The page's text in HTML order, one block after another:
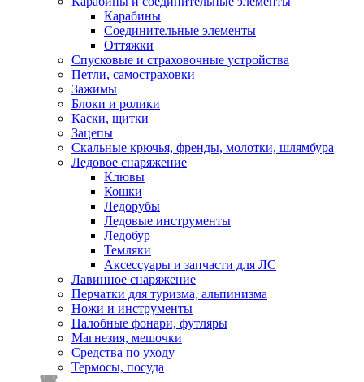
Карабины
Соединительные элементы
Оттяжки
Спусковые и страховочные устройства
Петли, самостраховки
Зажимы
Блоки и ролики
Каски, щитки
Зацепы
Скальные крючья, френды, молотки, шлямбура
Ледовое снаряжение
Клювы
Кошки
Ледорубы
Ледовые инструменты
Ледобур
Темляки
Аксессуары и запчасти для ЛС
Лавинное снаряжение
Перчатки для туризма, альпинизма
Ножи и инструменты
Налобные фонари, футляры
Магнезия, мешочки
Средства по уходу
Термосы, посуда